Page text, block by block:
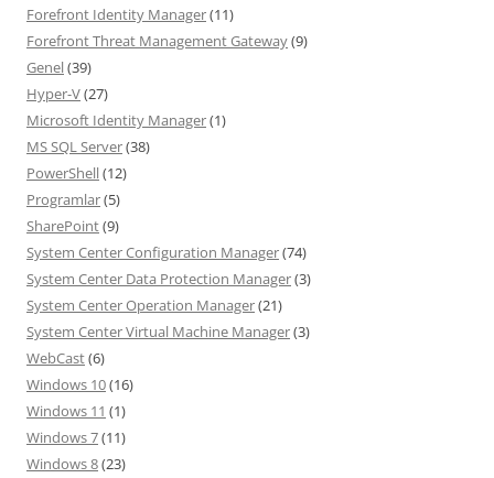
Forefront Identity Manager(11)
Forefront Threat Management Gateway(9)
Genel(39)
Hyper-V(27)
Microsoft Identity Manager(1)
MS SQL Server(38)
PowerShell(12)
Programlar(5)
SharePoint(9)
System Center Configuration Manager(74)
System Center Data Protection Manager(3)
System Center Operation Manager(21)
System Center Virtual Machine Manager(3)
WebCast(6)
Windows 10(16)
Windows 11 (1)
Windows 7(11)
Windows 8(23)